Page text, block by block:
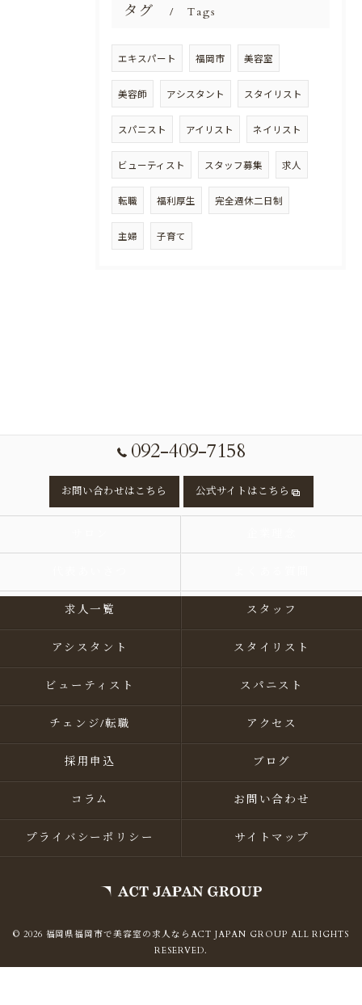
タグ Tags
エキスパート 福岡市 美容室
美容師 アシスタント スタイリスト
スパニスト アイリスト ネイリスト
ビューティスト スタッフ募集 求人
転職 福利厚生 完全週休二日制
主婦 子育て
092-409-7158
お問い合わせはこちら 公式サイトはこちら
求人一覧 スタッフ
アシスタント スタイリスト
ビューティスト スパニスト
チェンジ/転職 アクセス
採用申込 ブログ
コラム お問い合わせ
プライバシーポリシー サイトマップ
© 2026 福岡県福岡市で美容室の求人ならACT JAPAN GROUP ALL RIGHTS
RESERVED.